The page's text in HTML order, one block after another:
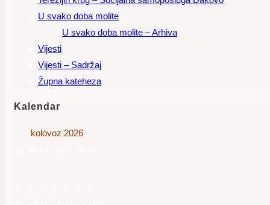
U svako doba molite
U svako doba molite – Arhiva
Vijesti
Vijesti – Sadržaj
Župna kateheza
Kalendar
kolovoz 2026